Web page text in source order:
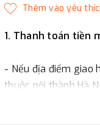
1. Thanh toán tiền
- Nếu địa điểm giao
thuộc nội thành Hà
hàng hoặc khách